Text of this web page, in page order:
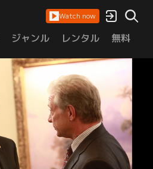
Watch now
ジャンル レンタル 無料